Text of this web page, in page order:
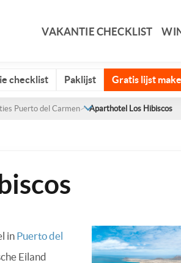
VAKANTIE CHECKLIST
checklist Paklijst Gratis lijst
Puerto del Carmen Aparthotel Los Hibiscos
in Puerto del
Eiland